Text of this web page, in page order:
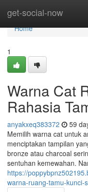
get-social-now
Home
Home
1
Warna Cat
Rahasia
anyakxeq383372 59
Memilih warna cat untuk
menciptakan tampilan
bronze atau charcoal
sentuhan kemewahan.
https://
warna-ruang-tamu-kunci-